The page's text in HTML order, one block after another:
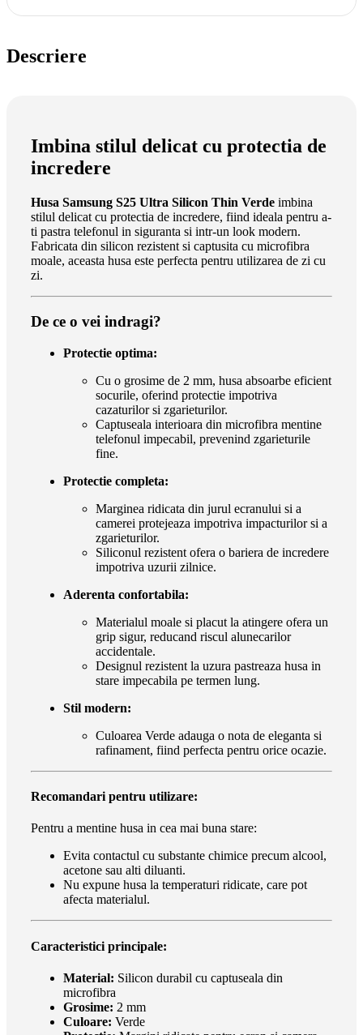
Descriere
Imbina stilul delicat cu protectia de
incredere
Husa Samsung S25 Ultra Silicon Thin Verde imbina
stilul delicat cu protectia de incredere, fiind ideala pentru a-
ti pastra telefonul in siguranta si intr-un look modern.
Fabricata din silicon rezistent si captusita cu microfibra
moale, aceasta husa este perfecta pentru utilizarea de zi cu
zi.
De ce o vei indragi?
Protectie optima:
Cu o grosime de 2 mm, husa absoarbe eficient
socurile, oferind protectie impotriva
cazaturilor si zgarieturilor.
Captuseala interioara din microfibra mentine
telefonul impecabil, prevenind zgarieturile
fine.
Protectie completa:
Marginea ridicata din jurul ecranului si a
camerei protejeaza impotriva impacturilor si a
zgarieturilor.
Siliconul rezistent ofera o bariera de incredere
impotriva uzurii zilnice.
Aderenta confortabila:
Materialul moale si placut la atingere ofera un
grip sigur, reducand riscul alunecarilor
accidentale.
Designul rezistent la uzura pastreaza husa in
stare impecabila pe termen lung.
Stil modern:
Culoarea Verde adauga o nota de eleganta si
rafinament, fiind perfecta pentru orice ocazie.
Recomandari pentru utilizare:
Pentru a mentine husa in cea mai buna stare:
Evita contactul cu substante chimice precum alcool,
acetone sau alti diluanti.
Nu expune husa la temperaturi ridicate, care pot
afecta materialul.
Caracteristici principale:
Material: Silicon durabil cu captuseala din
microfibra
Grosime: 2 mm
Culoare: Verde